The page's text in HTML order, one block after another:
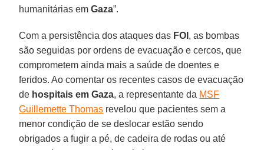
humanitárias emGaza”.
Com a persistência dos ataques das FOI , as bombas
são seguidas por ordens de evacuação e cercos, que
comprometem ainda mais a saúde de doentes e
feridos. Ao comentar os recentes casos de evacuação
de hospitais em Gaza, a representante da MSF
Guillemette Thomas revelou que pacientes sem a
menor condição de se deslocar estão sendo
obrigados a fugir a pé, de cadeira de rodas ou até